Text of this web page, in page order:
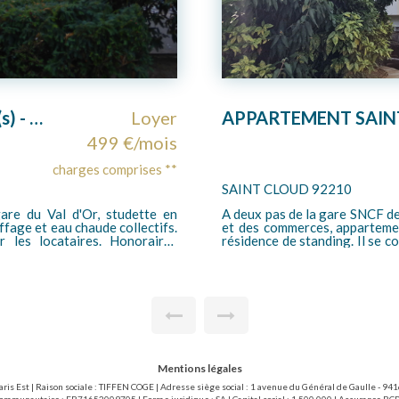
APPARTEMENT SAINT-CLOUD - 4 pièces- 106.78 m2
Loyer
2 298 €/mois
charges comprises **
La Défense/Saint Lazare)
situé au 1er étage d'une
d'un séjour très lumineux
PARIS 75016
AVENUE GEORGES MANDEL -
de très haut standing avec
pièces meublé de 64 m² en très bon état comprenant une entrée avec
Mentions légales
Est | Raison sociale : TIFFEN COGE | Adresse siège social : 1 avenue du Général de Gaulle -